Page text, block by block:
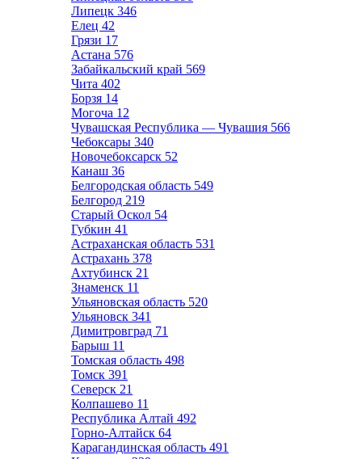
Липецк 346
Елец 42
Грязи 17
Астана 576
Забайкальский край 569
Чита 402
Борзя 14
Могоча 12
Чувашская Республика — Чувашия 566
Чебоксары 340
Новочебоксарск 52
Канаш 36
Белгородская область 549
Белгород 219
Старый Оскол 54
Губкин 41
Астраханская область 531
Астрахань 378
Ахтубинск 21
Знаменск 11
Ульяновская область 520
Ульяновск 341
Димитровград 71
Барыш 11
Томская область 498
Томск 391
Северск 21
Колпашево 11
Республика Алтай 492
Горно-Алтайск 64
Карагандинская область 491